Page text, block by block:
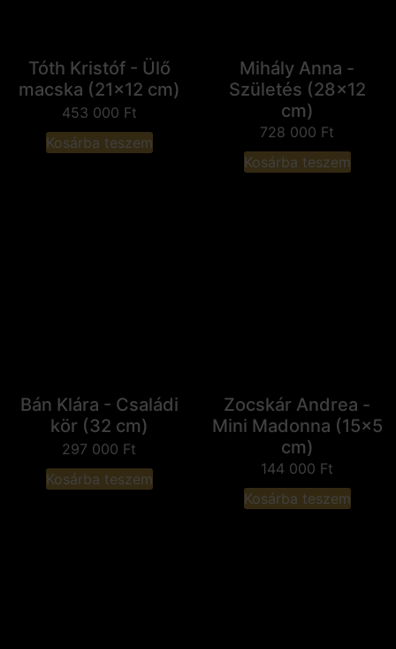
Tóth Kristóf - Ülő
macska (21x12 cm)
453 000 Ft
Kosárba teszem
Mihály Anna -
Születés (28x12
cm)
728 000 Ft
Kosárba teszem
Bán Klára - Családi
kör (32 cm)
297 000 Ft
Kosárba teszem
Zocskár Andrea -
Mini Madonna (15x5
cm)
144 000 Ft
Kosárba teszem